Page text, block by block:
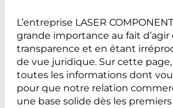
L’entreprise LASER
grande importance au fait
transparence et en étant
de vue juridique. Sur cette
toutes les informations dont
pour que notre relation
une base solide dès les